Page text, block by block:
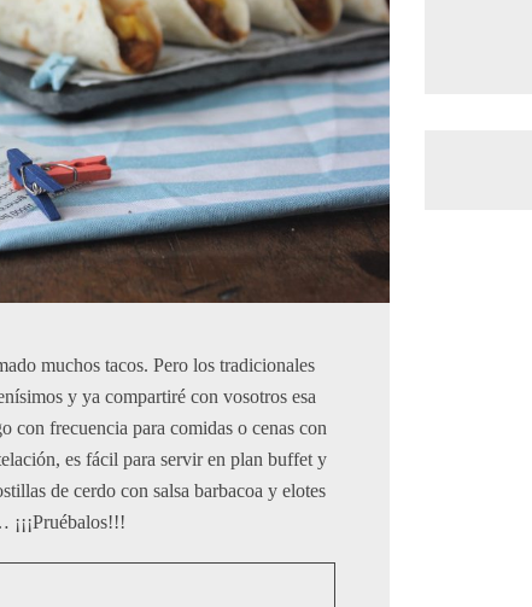
muchos tacos. Pero los tradicionales
y ya compartiré con vosotros esa
con frecuencia para comidas o cenas con
es fácil para servir en plan buffet y
de cerdo con salsa barbacoa y elotes